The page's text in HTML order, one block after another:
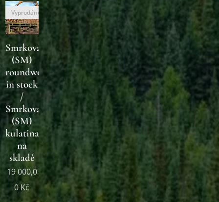
Smrková
(SM)
roundwood
in stock
/
Smrková
(SM)
kulatina
na
skladě
Vyprodáno
19 000,0
0Kč